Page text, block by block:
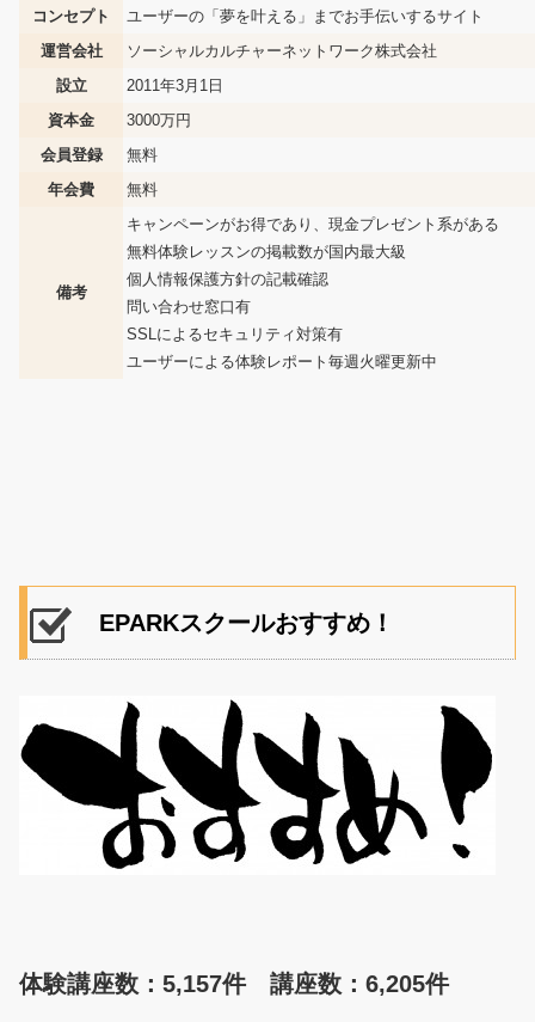
コンセプト
ユーザーの「夢を叶える」までお手伝いするサイト
運営会社
ソーシャルカルチャーネットワーク株式会社
設立
2011年3月1日
資本金
3000万円
会員登録
無料
年会費
無料
備考
キャンペーンがお得であり、現金プレゼント系がある
無料体験レッスンの掲載数が国内最大級
個人情報保護方針の記載確認
問い合わせ窓口有
SSLによるセキュリティ対策有
ユーザーによる体験レポート毎週火曜更新中
EPARKスクールおすすめ！
体験講座数：5,157件 講座数：6,205件